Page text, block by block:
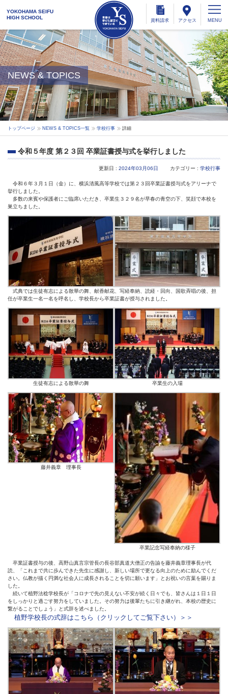
YOKOHAMA SEIFU
HIGH SCHOOL
資料請求 アクセス
NEWS & TOPICS
トップページ NEWS & TOPICS一覧 学校行事 詳細
令和５年度 第２３回 卒業証書授与式を挙行しました
更新日 : 2024年03月06日 カテゴリー : 学校行事
令和６年３月１日（金）に、横浜清風高等学校では第２３回卒業証書授与式をアリーナで
挙行しました。
多数の来賓や保護者にご臨席いただき、卒業生３２９名が早春の青空の下、笑顔で本校を
巣立ちました。
式典では生徒有志による散華の舞、献香献花、写経奉納、読経・回向、国歌斉唱の後、担
任が卒業生一名一名を呼名し、学校長から卒業証書が授与されました。
生徒有志による散華の舞 卒業生の入場
藤井義章 理事長
卒業記念写経奉納の様子
卒業証書授与の後、高野山真言宗管長の長谷部真道大僧正の告諭を藤井義章理事長が代
読、「これまで共に歩んできた先生に感謝し、新しい場所で更なる向上のために励んでくだ
さい。仏教が描く円満な社会人に成長されることを切に願います」とお祝いの言葉を賜りま
した。
続いて植野法稔学校長が「コロナで先の見えない不安が続く日々でも、皆さんは１日１日
をしっかりと過ごす努力をしていました。その努力は後輩たちに引き継がれ、本校の歴史に
繋がることでしょう」と式辞を述べました。
植野学校長の式辞はこちら（クリックしてご覧下さい）＞＞